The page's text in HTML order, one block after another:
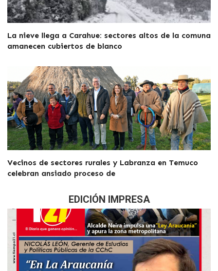
La nieve llega a Carahue: sectores altos de la comuna
amanecen cubiertos de blanco
Vecinos de sectores rurales y Labranza en Temuco
celebran ansiado proceso de
EDICIÓN IMPRESA